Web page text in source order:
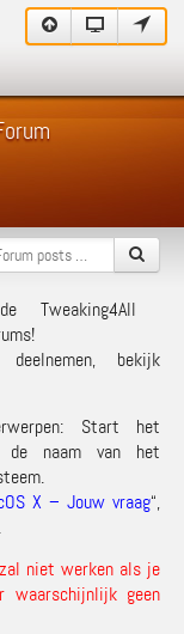
Tweaking4All
bekijk
Start het
de naam van het
X – Jouw vraag“,
niet werken als je
waarschijnlijk geen